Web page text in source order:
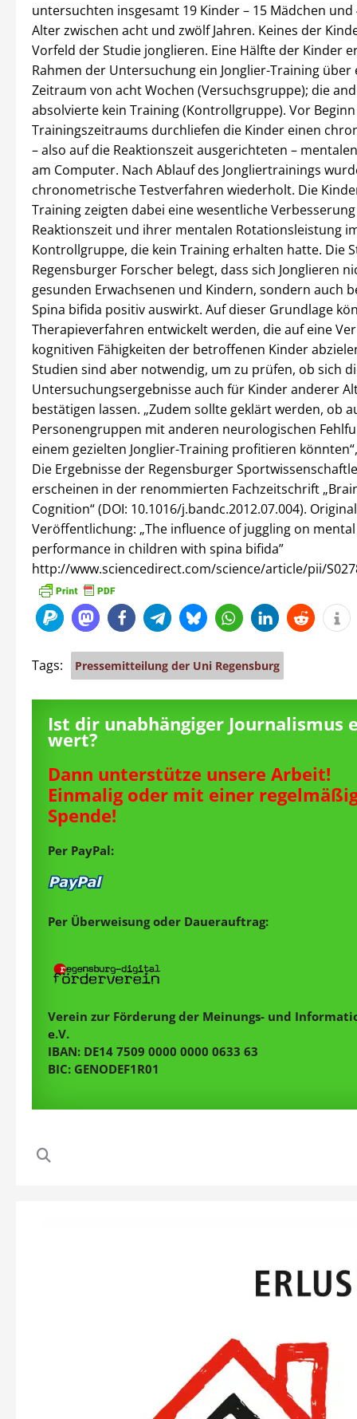
untersuchten insgesamt 19 Kinder – 15 Mädchen und
Alter zwischen acht und zwölf Jahren. Keines der
Vorfeld der Studie jonglieren. Eine Hälfte der Kinder
Rahmen der Untersuchung ein Jonglier-Training über
Zeitraum von acht Wochen (Versuchsgruppe); die
absolvierte kein Training (Kontrollgruppe). Vor
Trainingszeitraums durchliefen die Kinder einen
– also auf die Reaktionszeit ausgerichteten –
am Computer. Nach Ablauf des Jongliertrainings
chronometrische Testverfahren wiederholt. Die
Training zeigten dabei eine wesentliche
Reaktionszeit und ihrer mentalen Rotationsleistung
Kontrollgruppe, die kein Training erhalten hatte. Die
Regensburger Forscher belegt, dass sich Jonglieren
gesunden Erwachsenen und Kindern, sondern auch
Spina bifida positiv auswirkt. Auf dieser Grundlage
Therapieverfahren entwickelt werden, die auf eine
kognitiven Fähigkeiten der betroffenen Kinder
Studien sind aber notwendig, um zu prüfen, ob sich
Untersuchungsergebnisse auch für Kinder anderer
bestätigen lassen. „Zudem sollte geklärt werden, ob
Personengruppen mit anderen neurologischen
einem gezielten Jonglier-Training profitieren
Die Ergebnisse der Regensburger
erscheinen in der renommierten Fachzeitschrift
Cognition“ (DOI: 10.1016/j.bandc.2012.07.004).
Veröffentlichung: „The influence of juggling on
performance in children with spina bifida”
http://www.sciencedirect.com/science/article/pii/
Tags: Pressemitteilung der Uni Regensburg
Ist dir unabhängiger Journalismus
wert?
Dann unterstütze unsere Arbeit!
Einmalig oder mit einer
Spende!
Per PayPal:
Per Überweisung oder Dauerauftrag:
Verein zur Förderung der Meinungs- und
e.V.
IBAN: DE14 7509 0000 0000 0633 63
BIC: GENODEF1R01